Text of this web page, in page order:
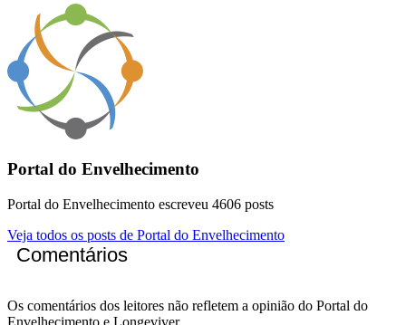
Portal do Envelhecimento
Portal do Envelhecimento escreveu 4606 posts
Veja todos os posts de Portal do Envelhecimento
Comentários
Os comentários dos leitores não refletem a opinião do Portal do
Envelhecimento e Longeviver.